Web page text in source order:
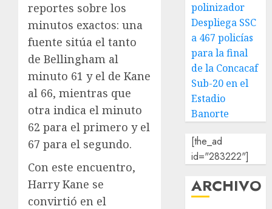
reportes sobre los
minutos exactos: una
fuente sitúa el tanto
de Bellingham al
minuto 61 y el de Kane
al 66, mientras que
otra indica el minuto
62 para el primero y el
67 para el segundo.
Con este encuentro,
Harry Kane se
convirtió en el
polinizador
Despliega SSC
a 467 policías
para la final
de la Concacaf
Sub-20 en el
Estadio
Banorte
[the_ad
id="283222"]
ARCHIVO